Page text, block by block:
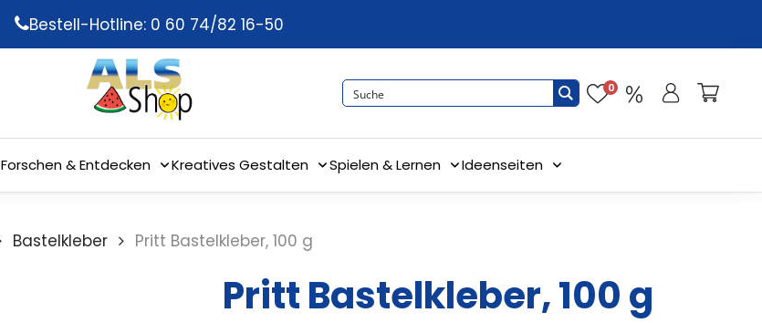
Bestell-Hotline: 0 60 74/82 16-50
0
Forschen & Entdecken Kreatives Gestalten Spielen & Lernen Ideenseiten
Bastelkleber Pritt Bastelkleber, 100 g
Pritt Bastelkleber, 100 g